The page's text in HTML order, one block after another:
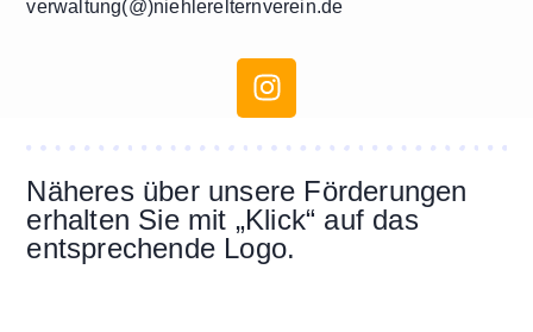
verwaltung(@)niehlerelternverein.de
Näheres über unsere Förderungen
erhalten Sie mit „Klick“ auf das
entsprechende Logo.